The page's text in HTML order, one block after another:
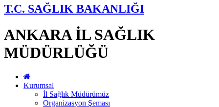
T.C. SAĞLIK BAKANLIĞI
ANKARA İL SAĞLIK
MÜDÜRLÜĞÜ
Kurumsal
İl Sağlık Müdürümüz
Organizasyon Şeması